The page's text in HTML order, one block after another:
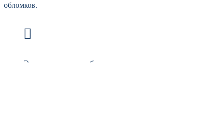
обломков.
Экстренные службы региона подтвердили: в